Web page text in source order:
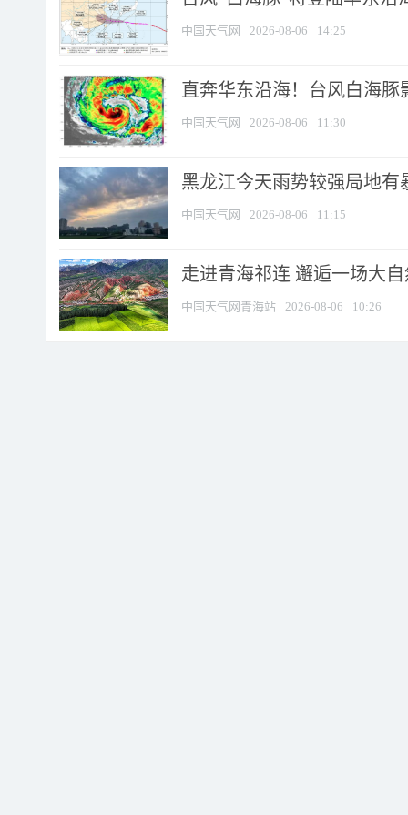
中国天气网 2026-08-06 14:25
直奔华东沿海！台风白海豚
中国天气网 2026-08-06 11:30
黑龙江今天雨势较强局地有
中国天气网 2026-08-06 11:15
走进青海祁连 邂逅一场大
中国天气网青海站 2026-08-06 10:26